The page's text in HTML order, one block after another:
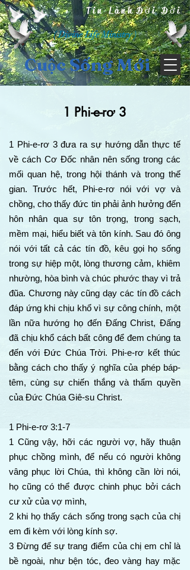
Tin Lành Đời Đời
( Divine Life Ministry )
Cuộc Sống Mới
1 Phi-e-rơ 3
1 Phi-e-rơ 3 đưa ra sự hướng dẫn thực tế
về cách Cơ Đốc nhân nên sống trong các
mối quan hệ, trong hội thánh và trong thế
gian. Trước hết, Phi-e-rơ nói với vợ và
chồng, cho thấy đức tin phải ảnh hưởng đến
hôn nhân qua sự tôn trọng, trong sạch,
mềm mại, hiểu biết và tôn kính. Sau đó ông
nói với tất cả các tín đồ, kêu gọi họ sống
trong sự hiệp một, lòng thương cảm, khiêm
nhường, hòa bình và chúc phước thay vì trả
đũa. Chương này cũng dạy các tín đồ cách
đáp ứng khi chịu khổ vì sự công chính, một
lần nữa hướng họ đến Đấng Christ, Đấng
đã chịu khổ cách bất công để đem chúng ta
đến với Đức Chúa Trời. Phi-e-rơ kết thúc
bằng cách cho thấy ý nghĩa của phép báp-
têm, cùng sự chiến thắng và thẩm quyền
của Đức Chúa Giê-su Christ.
1 Phi-e-rơ 3:1-7
1 Cũng vậy, hỡi các người vợ, hãy thuận
phục chồng mình, để nếu có người không
vâng phục lời Chúa, thì không cần lời nói,
họ cũng có thể được chinh phục bởi cách
cư xử của vợ mình,
2 khi họ thấy cách sống trong sạch của chị
em đi kèm với lòng kính sợ.
3 Đừng để sự trang điểm của chị em chỉ là
bề ngoài, như bện tóc, đeo vàng hay mặc